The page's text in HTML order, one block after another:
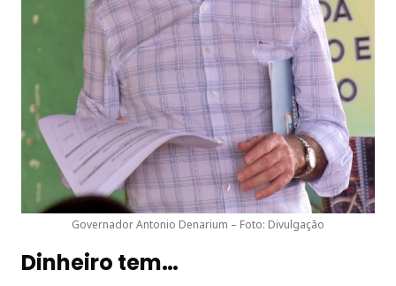
Governador Antonio Denarium – Foto: Divulgação
Dinheiro tem…